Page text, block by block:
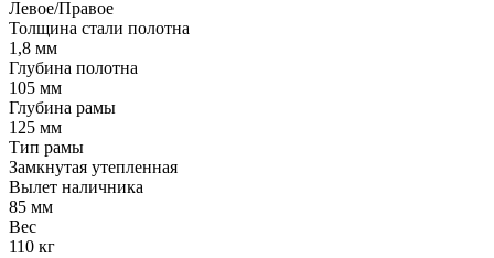
Левое/Правое
Толщина стали полотна
1,8 мм
Глубина полотна
105 мм
Глубина рамы
125 мм
Тип рамы
Замкнутая утепленная
Вылет наличника
85 мм
Вес
110 кг